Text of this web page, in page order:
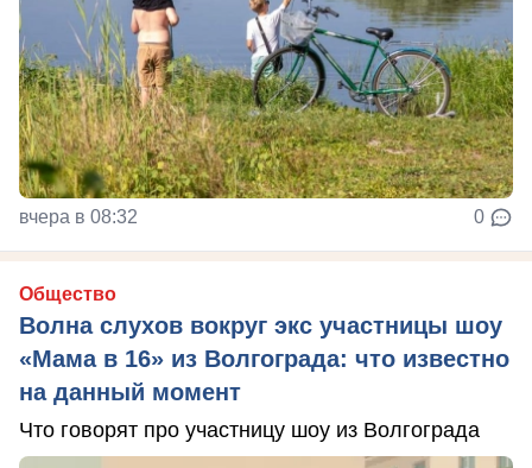
вчера в 08:32 0
Общество
Волна слухов вокруг экс участницы шоу
«Мама в 16» из Волгограда: что известно
на данный момент
Что говорят про участницу шоу из Волгограда